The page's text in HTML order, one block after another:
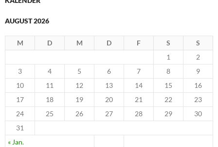
AUGUST 2026
M D M D F S S
« Jan.
1
2
3
4 5 6 7 8
9
10
11 12 13 14 15
16
17
18 19 20 21 22
23
24
25 26 27 28 29
30
31